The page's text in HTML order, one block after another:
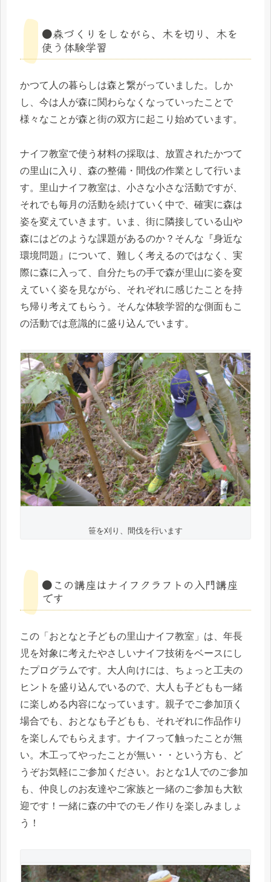
●森づくりをしながら、木を切り、木を
使う体験学習
かつて人の暮らしは森と繋がっていました。しか
し、今は人が森に関わらなくなっていったことで
様々なことが森と街の双方に起こり始めています。
ナイフ教室で使う材料の採取は、放置されたかつて
の里山に入り、森の整備・間伐の作業として行いま
す。里山ナイフ教室は、小さな小さな活動ですが、
それでも毎月の活動を続けていく中で、確実に森は
姿を変えていきます。いま、街に隣接している山や
森にはどのような課題があるのか？そんな『身近な
環境問題』について、難しく考えるのではなく、実
際に森に入って、自分たちの手で森が里山に姿を変
えていく姿を見ながら、それぞれに感じたことを持
ち帰り考えてもらう。そんな体験学習的な側面もこ
の活動では意識的に盛り込んでいます。
笹を刈り、間伐を行います
●この講座はナイフクラフトの入門講座
です
この「おとなと子どもの里山ナイフ教室」は、年長
児を対象に考えたやさしいナイフ技術をベースにし
たプログラムです。大人向けには、ちょっと工夫の
ヒントを盛り込んでいるので、大人も子どもも一緒
に楽しめる内容になっています。親子でご参加頂く
場合でも、おとなも子どもも、それぞれに作品作り
を楽しんでもらえます。ナイフって触ったことが無
い。木工ってやったことが無い・・という方も、ど
うぞお気軽にご参加ください。おとな1人でのご参加
も、仲良しのお友達やご家族と一緒のご参加も大歓
迎です！一緒に森の中でのモノ作りを楽しみましょ
う！